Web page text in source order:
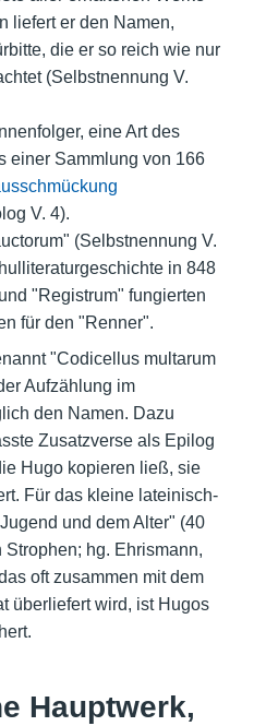
liefert er den Namen,
die er so reich wie nur
(Selbstnennung V.
eine Art des
einer Sammlung von 166
V. 4).
(Selbstnennung V.
in 848
"Registrum" fungierten
für den "Renner".
"Codicellus multarum
Aufzählung im
den Namen. Dazu
Zusatzverse als Epilog
Hugo kopieren ließ, sie
Für das kleine lateinisch-
und dem Alter" (40
hg. Ehrismann,
oft zusammen mit dem
überliefert wird, ist Hugos
Hauptwerk,